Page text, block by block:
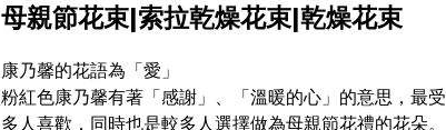
母親節花束|索拉乾燥花束|乾燥花束
康乃馨的花語為「愛」
粉紅色康乃馨有著「感謝」、「溫暖的心」的意思，最受
多人喜歡，同時也是較多人選擇做為母親節花禮的花朵。